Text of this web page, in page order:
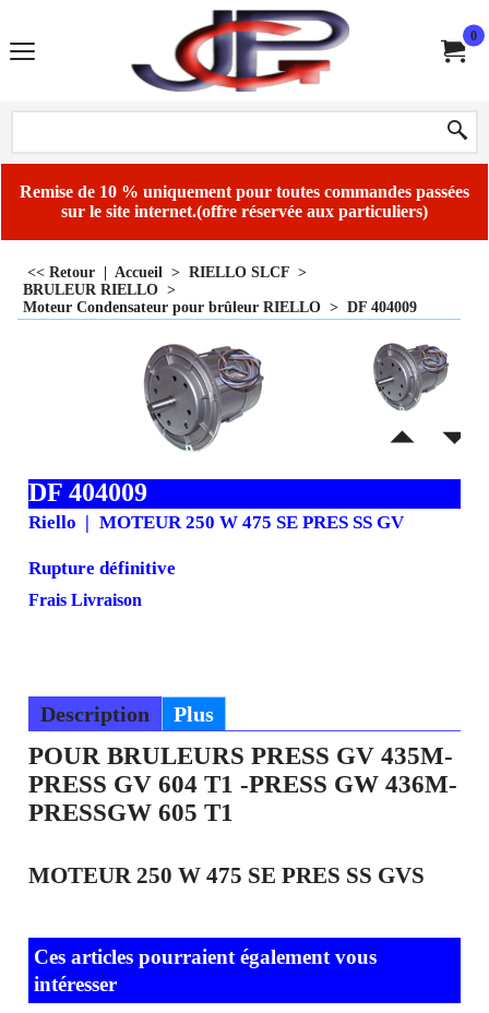
0
Remise de 10 % uniquement pour toutes commandes passées
sur le site internet.(offre réservée aux particuliers)
<< Retour Accueil > RIELLO SLCF >
BRULEUR RIELLO >
Moteur Condensateur pour brûleur RIELLO > DF 404009
DF 404009
Riello MOTEUR 250 W 475 SE PRES SS GV
Rupture définitive
Frais Livraison
Description Plus
POUR BRULEURS PRESS GV 435M-
PRESS GV 604 T1 -PRESS GW 436M-
PRESSGW 605 T1
MOTEUR 250 W 475 SE PRES SS GVS
Ces articles pourraient également vous
intéresser